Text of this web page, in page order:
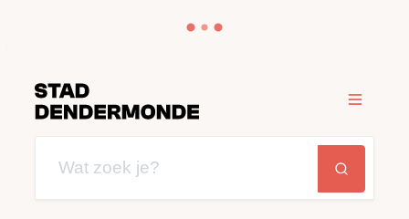
Dendermonde
Wat zoek je? Zoeken
Menu